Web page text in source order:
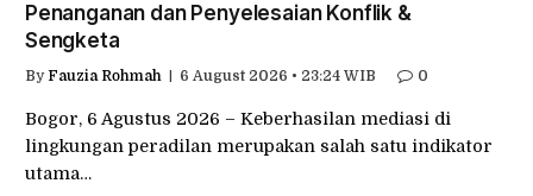
Penanganan dan Penyelesaian Konflik &
Sengketa
By Fauzia Rohmah 6 August 2026 • 23:24 WIB 0
Bogor, 6 Agustus 2026 – Keberhasilan mediasi di
lingkungan peradilan merupakan salah satu indikator
utama…